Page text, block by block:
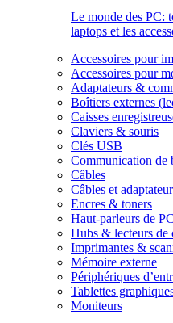
Le monde des PC:
laptops et les
Accessoires pour
Accessoires pour
Adaptateurs &
Boîtiers externes
Caisses
Claviers & souris
Clés USB
Communication de
Câbles
Câbles et
Encres & toners
Haut-parleurs de PC
Hubs & lecteurs de
Imprimantes &
Mémoire externe
Périphériques
Tablettes
Moniteurs